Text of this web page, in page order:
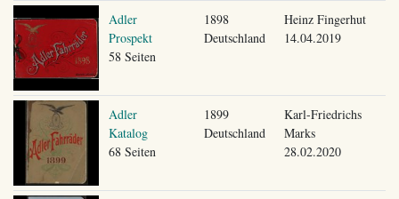
Adler
Prospekt
58 Seiten
1898
Deutschland
Heinz Fingerhut
14.04.2019
Adler
Katalog
68 Seiten
1899
Deutschland
Karl-Friedrichs
Marks
28.02.2020